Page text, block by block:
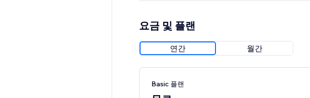
요금 및 플랜
연간 월간
Basic 플랜